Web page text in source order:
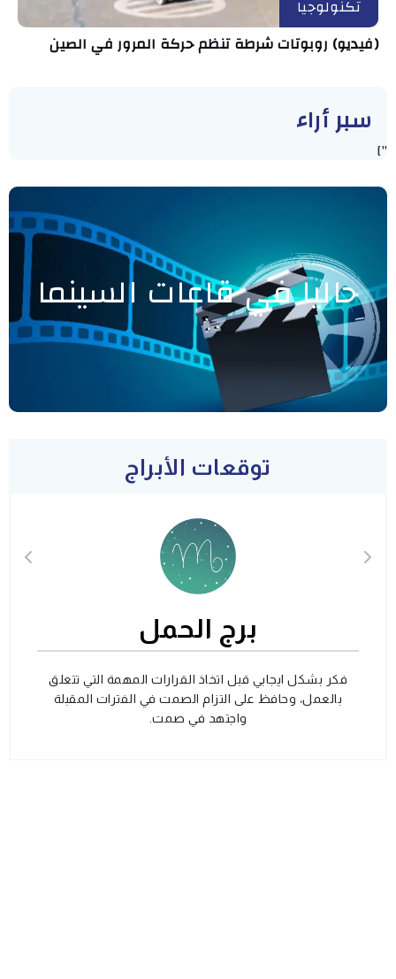
تكنولوجيا
(فيديو) روبوتات شرطة تنظم حركة المرور في الصين
سبر أراء
"]
حاليا في قاعات السينما
توقعات الأبراج
برج الحمل
فكر بشكل ايجابي قبل اتخاذ القرارات المهمة التي تتعلق
بالعمل، وحافظ على التزام الصمت في الفترات المقبلة
واجتهد في صمت.